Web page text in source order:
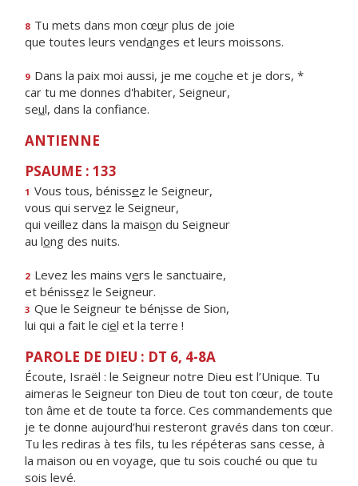
8 Tu mets dans mon cœur plus de joie
que toutes leurs vendanges et leurs moissons.
9 Dans la paix moi aussi, je me couche et je dors, *
car tu me donnes d'habiter, Seigneur,
seul, dans la confiance.
ANTIENNE
PSAUME : 133
1 Vous tous, bénissez le Seigneur,
vous qui servez le Seigneur,
qui veillez dans la maison du Seigneur
au long des nuits.
2 Levez les mains vers le sanctuaire,
et bénissez le Seigneur.
3 Que le Seigneur te bénisse de Sion,
lui qui a fait le ciel et la terre !
PAROLE DE DIEU : DT 6, 4-8A
Écoute, Israël : le Seigneur notre Dieu est l’Unique. Tu
aimeras le Seigneur ton Dieu de tout ton cœur, de toute
ton âme et de toute ta force. Ces commandements que
je te donne aujourd’hui resteront gravés dans ton cœur.
Tu les rediras à tes fils, tu les répéteras sans cesse, à
la maison ou en voyage, que tu sois couché ou que tu
sois levé.